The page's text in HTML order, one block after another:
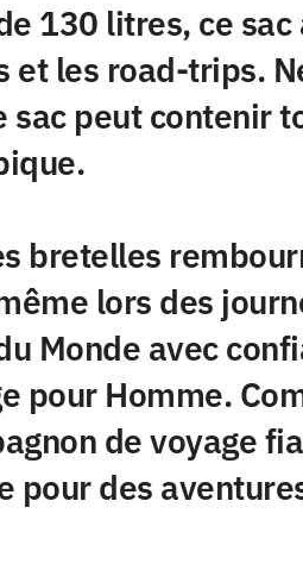
130 litres, ce sac
les road-trips.
sac peut contenir
bretelles
lors des
Monde avec
pour Homme.
de voyage
pour des